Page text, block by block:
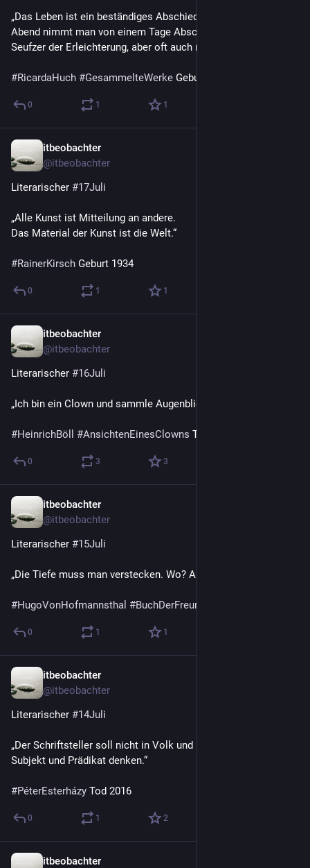
„Das Leben ist ein beständiges Abschiednehmen. Jeden
Abend nimmt man von einem Tage Abschied, oft mit einem
Seufzer der Erleichterung, aber oft auch mit Schmerz.“
#RicardaHuch #GesammelteWerke Geburt 1864
0 1 1
itbeobachter
@itbeobachter
Literarischer #17Juli
„Alle Kunst ist Mitteilung an andere.
Das Material der Kunst ist die Welt.“
#RainerKirsch Geburt 1934
0 1 1
itbeobachter
@itbeobachter
Literarischer #16Juli
„Ich bin ein Clown und sammle Augenblicke.“
#HeinrichBöll #AnsichtenEinesClowns Tod 1985
0 3 3
itbeobachter
@itbeobachter
Literarischer #15Juli
„Die Tiefe muss man verstecken. Wo? An der Oberfläche."
#HugoVonHofmannsthal #BuchDerFreunde
0 1 1
itbeobachter
@itbeobachter
Literarischer #14Juli
„Der Schriftsteller soll nicht in Volk und Nation, sondern in
Subjekt und Prädikat denken.“
#PéterEsterházy Tod 2016
0 1 2
itbeobachter